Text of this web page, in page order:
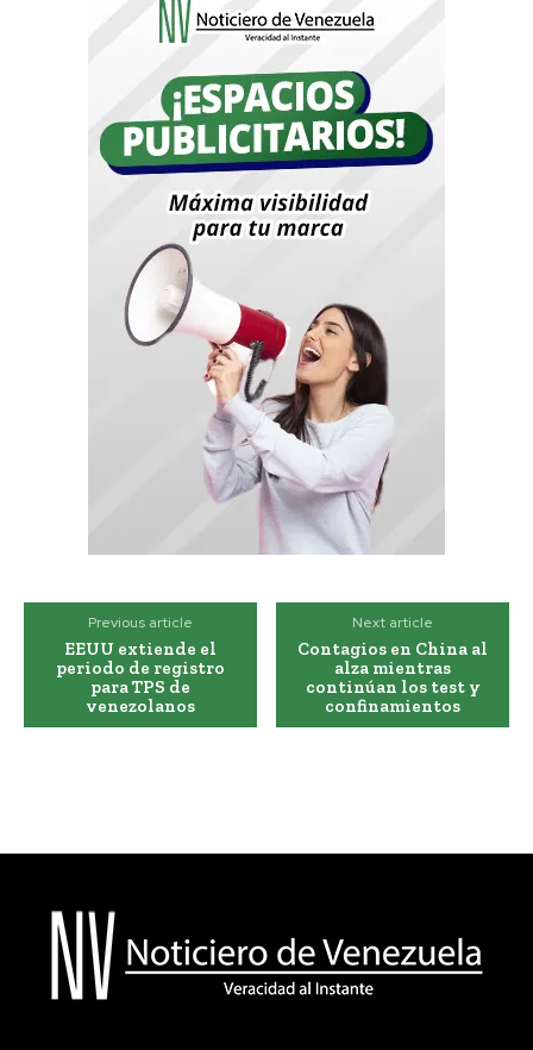
Previous article
EEUU extiende el
periodo de registro
para TPS de
venezolanos
Next article
Contagios en China al
alza mientras
continúan los test y
confinamientos